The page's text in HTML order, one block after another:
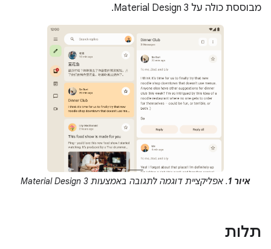
מבוססת כולה על Material Design 3.
איור 1 . אפליקציית דוגמה לתגובה באמצעות Material Design 3
תלות